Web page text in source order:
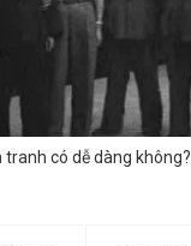
có dễ dàng không?